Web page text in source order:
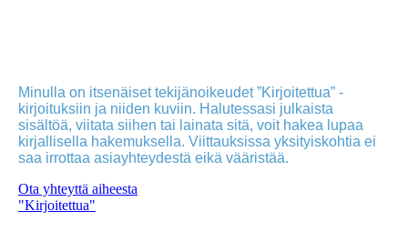
Minulla on itsenäiset tekijänoikeudet ”Kirjoitettua” -
kirjoituksiin ja niiden kuviin. Halutessasi julkaista
sisältöä, viitata siihen tai lainata sitä, voit hakea lupaa
kirjallisella hakemuksella. Viittauksissa yksityiskohtia ei
saa irrottaa asiayhteydestä eikä vääristää.
Ota yhteyttä aiheesta
"Kirjoitettua"